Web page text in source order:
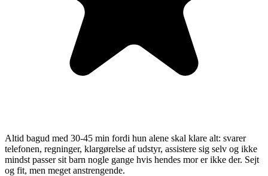
Altid bagud med 30-45 min fordi hun alene skal klare alt: svarer
telefonen, regninger, klargørelse af udstyr, assistere sig selv og ikke
mindst passer sit barn nogle gange hvis hendes mor er ikke der. Sejt
og fit, men meget anstrengende.